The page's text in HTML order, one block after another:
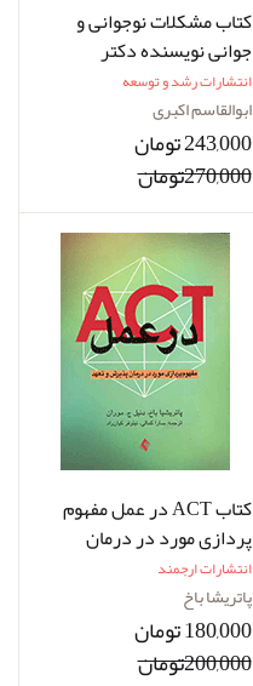
کتاب مشکلات نوجوانی و
جوانی نویسنده دکتر
ابوالقاسم اکبری
انتشارات رشد و توسعه
ابوالقاسم اکبری
243,000 تومان
270,000تومان
کتاب ACT در عمل مفهوم
پردازی مورد در درمان
پذیرش و تعهد نویسنده
پاتریشیا باخ مترجم سارا
کمالی
انتشارات ارجمند
پاتریشا باخ
180,000 تومان
200,000تومان